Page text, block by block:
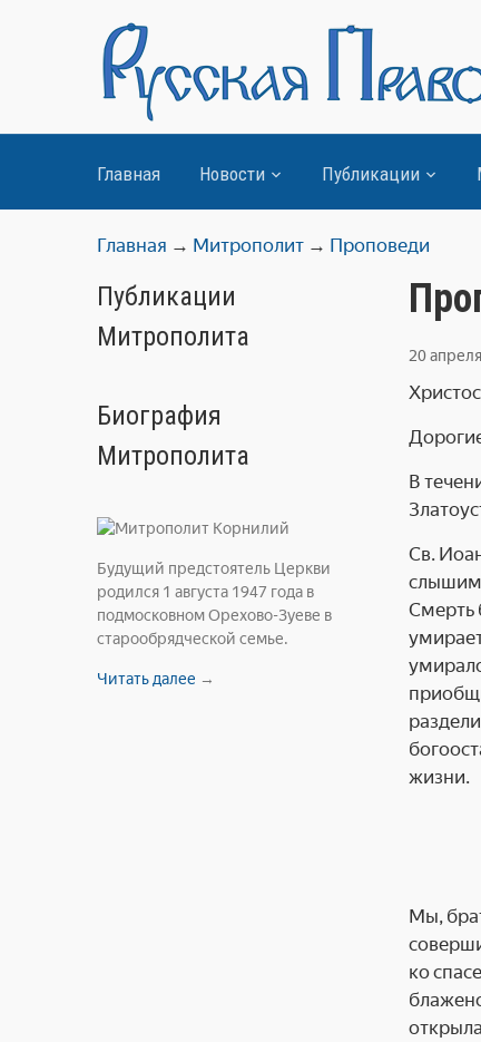
Главная Новости Публикации
Главная → Митрополит → Проповеди
Публикации
Митрополита
Биография
Митрополита
Будущий предстоятель Церкви
родился 1 августа 1947 года в
подмосковном Орехово-Зуеве в
старообрядческой семье.
Читать далее →
20
В
Св.
Смерть
жизни.
Мы,
ко